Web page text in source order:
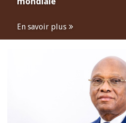
En savoir plus